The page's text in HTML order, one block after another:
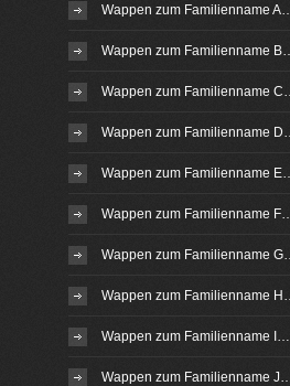
Wappen zum Familienname A…
Wappen zum Familienname B…
Wappen zum Familienname C…
Wappen zum Familienname D…
Wappen zum Familienname E…
Wappen zum Familienname F…
Wappen zum Familienname G…
Wappen zum Familienname H…
Wappen zum Familienname I…
Wappen zum Familienname J…